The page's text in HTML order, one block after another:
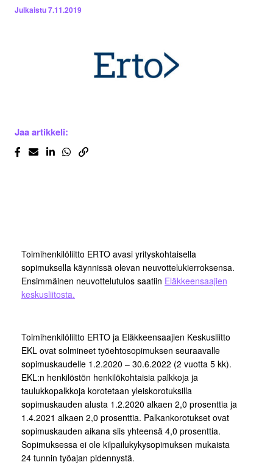
Julkaistu7.11.2019
Jaa artikkeli:
Toimihenkilöliitto ERTO avasi yrityskohtaisella
sopimuksella käynnissä olevan neuvottelukierroksensa.
Ensimmäinen neuvottelutulos saatiin Eläkkeensaajien
keskusliitosta.
Toimihenkilöliitto ERTO ja Eläkkeensaajien Keskusliitto
EKL ovat solmineet työehtosopimuksen seuraavalle
sopimuskaudelle 1.2.2020 – 30.6.2022 (2 vuotta 5 kk).
EKL:n henkilöstön henkilökohtaisia palkkoja ja
taulukkopalkkoja korotetaan yleiskorotuksilla
sopimuskauden alusta 1.2.2020 alkaen 2,0 prosenttia ja
1.4.2021 alkaen 2,0 prosenttia. Palkankorotukset ovat
sopimuskauden aikana siis yhteensä 4,0 prosenttia.
Sopimuksessa ei ole kilpailukykysopimuksen mukaista
24 tunnin työajan pidennystä.